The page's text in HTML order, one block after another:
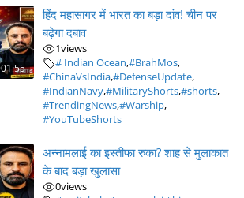
01:55
हिंद महासागर में भारत का बड़ा दांव! चीन पर
बढ़ेगा दबाव
1views
# Indian Ocean,#BrahMos,
#ChinaVsIndia,#DefenseUpdate,
#IndianNavy,#MilitaryShorts,#shorts,
#TrendingNews,#Warship,
#YouTubeShorts
अन्नामलाई का इस्तीफा रुका? शाह से मुलाकात
के बाद बड़ा खुलासा
0views